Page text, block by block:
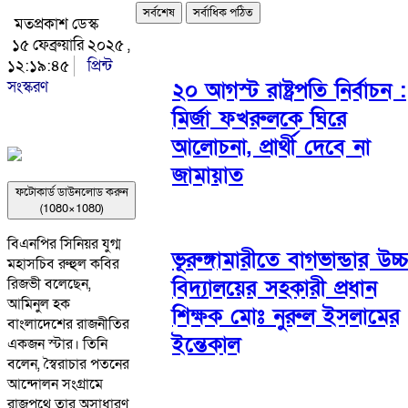
মতপ্রকাশ ডেস্ক
১৫ ফেব্রুয়ারি ২০২৫ ,
১২:১৯:৪৫
প্রিন্ট
সংস্করণ
ফটোকার্ড ডাউনলোড করুন
(1080×1080)
বিএনপির সিনিয়র যুগ্ম
মহাসচিব রুহুল কবির
রিজভী বলেছেন,
আমিনুল হক
বাংলাদেশের রাজনীতির
একজন স্টার। তিনি
বলেন, স্বৈরাচার পতনের
আন্দোলন সংগ্রামে
সর্বশেষ সর্বাধিক পঠিত
২০ আগস্ট রাষ্ট্রপতি নির্বাচন :
মির্জা ফখরুলকে ঘিরে
আলোচনা, প্রার্থী দেবে না
জামায়াত
ভূরুঙ্গামারীতে বাগভান্ডার উচ্চ
বিদ্যালয়ের সহকারী প্রধান
শিক্ষক মোঃ নুরুল ইসলামের
ইন্তেকাল